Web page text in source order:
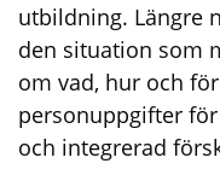
utbildning. Längre
den situation som
om vad, hur och
personuppgifter
och integrerad